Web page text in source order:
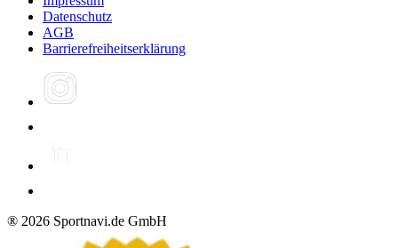
Datenschutz
AGB
Barrierefreiheitserklärung
® 2026 Sportnavi.de GmbH